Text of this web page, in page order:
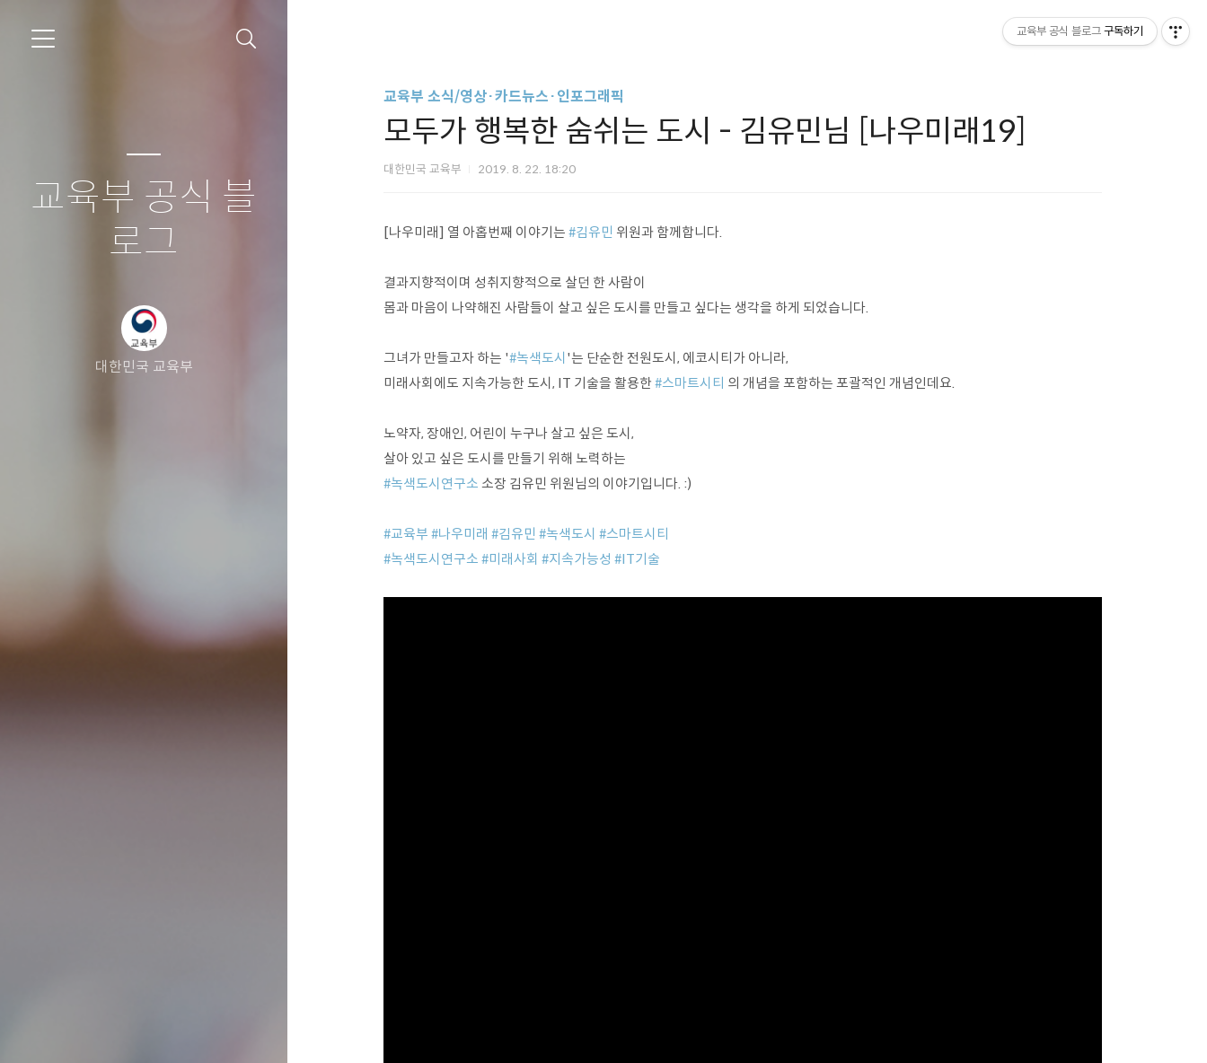
교육부 공식 블
로그
대한민국 교육부
교육부 소식/영상·카드뉴스·인포그래픽
모두가 행복한 숨쉬는 도시 - 김유민님 [나우미래19]
대한민국 교육부 2019. 8. 22. 18:20
[나우미래] 열 아홉번째 이야기는 #김유민 위원과 함께합니다.
결과지향적이며 성취지향적으로 살던 한 사람이
몸과 마음이 나약해진 사람들이 살고 싶은 도시를 만들고 싶다는 생각을 하게 되었습니다.
그녀가 만들고자 하는 '#녹색도시 '는 단순한 전원도시, 에코시티가 아니라,
미래사회에도 지속가능한 도시, IT 기술을 활용한 #스마트시티 의 개념을 포함하는 포괄적인 개념인데요.
노약자, 장애인, 어린이 누구나 살고 싶은 도시,
살아 있고 싶은 도시를 만들기 위해 노력하는
#녹색도시연구소 소장 김유민 위원님의 이야기입니다. :)
#교육부 #나우미래 #김유민 #녹색도시 #스마트시티
#녹색도시연구소 #미래사회 #지속가능성 #IT기술
교육부 공식 블로그 구독하기